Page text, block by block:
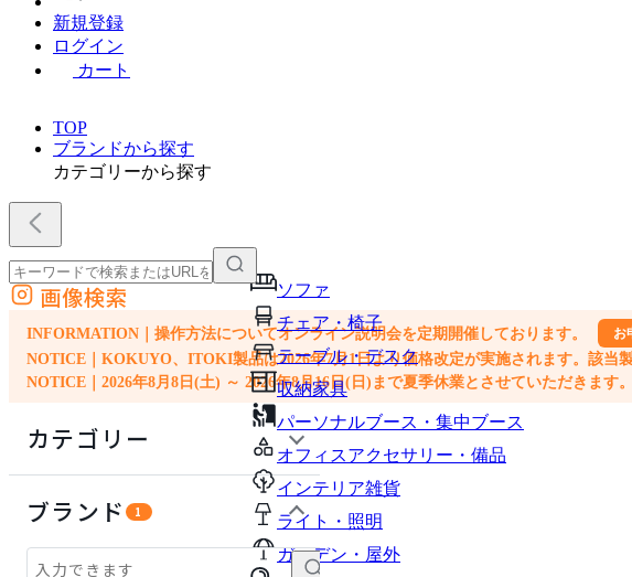
新規登録
ログイン
カート
TOP
ブランドから探す
カテゴリーから探す
ソファ
チェア・椅子
テーブル・デスク
収納家具
パーソナルブース・集中ブース
オフィスアクセサリー・備品
インテリア雑貨
ライト・照明
ガーデン・屋外
外部サイトの商品をカートに追加
他のサイトで見つけた商品ページのURLを貼り付けて、カートに追加できます
画像検索
INFORMATION｜操作方法についてオンライン説明会を定期開催しております。 お
NOTICE｜KOKUYO、ITOKI製品は2026年7月1日より価格改定が実施されます。該当
NOTICE｜2026年8月8日(土) ～ 2026年8月16日(日)まで夏季休業とさせていただきます。
カテゴリー
ブランド 1